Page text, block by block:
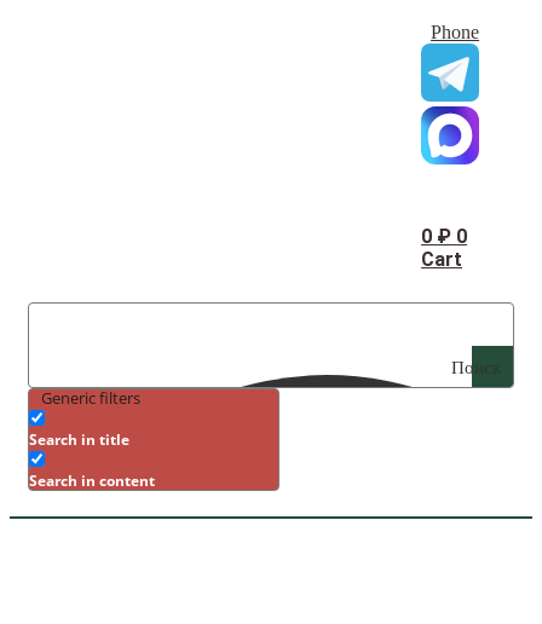
Phone
0 ₽ 0
Cart
Поиск
Generic filters
Search in title
Search in content